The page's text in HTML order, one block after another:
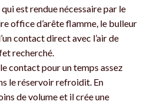
est rendue nécessaire par le
office d’arête flamme, le bulleur
contact direct avec l’air de
recherché.
contact pour un temps assez
le réservoir refroidit. En
de volume et il crée une